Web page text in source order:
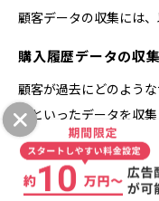
顧客データの収集には、
購入履歴データの収集
顧客が過去にどのよう
かといったデータを収集
それぞれの顧客に最適
を把握することが重要で